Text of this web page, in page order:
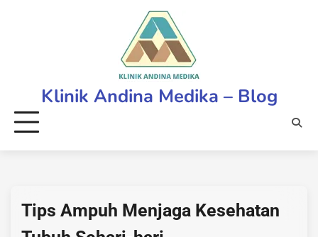
Klinik Andina Medika – Blog
Tips Ampuh Menjaga Kesehatan